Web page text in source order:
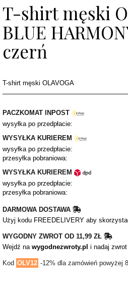
T-shirt męski
BLUE
czerń
T-shirt męski OLAVOGA
PACZKOMAT INPOST
wysyłka po przedpłacie:
WYSYŁKA KURIEREM
wysyłka po przedpłacie:
przesyłka pobraniowa:
WYSYŁKA KURIEREM
wysyłka po przedpłacie:
przesyłka pobraniowa:
DARMOWA DOSTAWA
Użyj kodu FREEDELIVERY aby
WYGODNY ZWROT OD 11,99 ZŁ
Wejdź na wygodnezwroty.pl i nadaj
Kod OLV12 -12% dla zamówień powyżej